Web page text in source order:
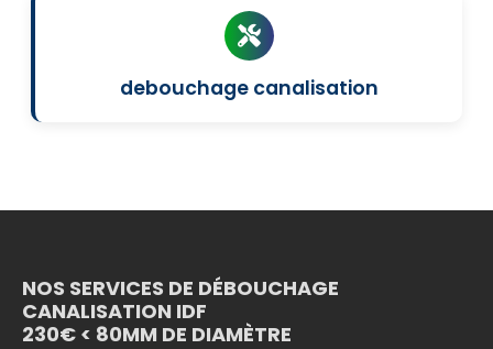
debouchage canalisation
NOS SERVICES DE DÉBOUCHAGE
CANALISATION IDF
230€ < 80MM DE DIAMÈTRE